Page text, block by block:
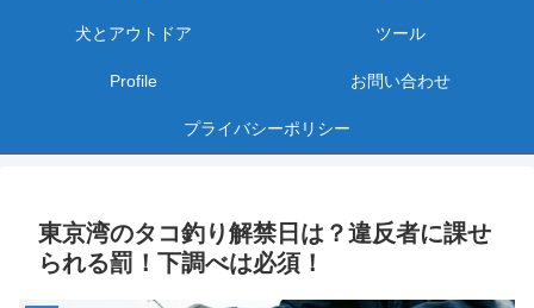
犬とアウトドア ツール
Profile お問い合わせ
プライバシーポリシー
東京湾のタコ釣り解禁日は？違反者に課せ
られる罰！下調べは必須！